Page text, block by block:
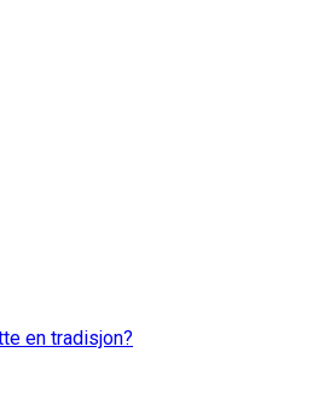
en tradisjon?